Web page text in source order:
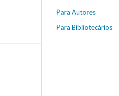
Para Autores
Para Bibliotecários